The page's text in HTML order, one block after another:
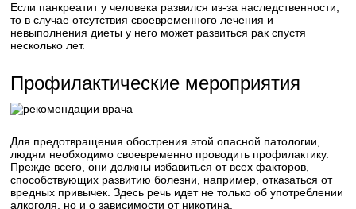
Если панкреатит у человека развился из-за наследственности,
то в случае отсутствия своевременного лечения и
невыполнения диеты у него может развиться рак спустя
несколько лет.
Профилактические мероприятия
Для предотвращения обострения этой опасной патологии,
людям необходимо своевременно проводить профилактику.
Прежде всего, они должны избавиться от всех факторов,
способствующих развитию болезни, например, отказаться от
вредных привычек. Здесь речь идет не только об употреблении
алкоголя, но и о зависимости от никотина.